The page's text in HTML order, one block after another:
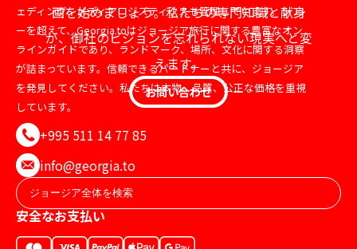
画を始めましょう。私たちの専門知識と献身
が、御社のビジョンを忘れられない現実へと変
えます。
お問い合わせ
ェディング、メディアロジスティクスも管理しています。ツア
ーを超えて、Georgia.toはジョージア旅行に関する豊富なオン
ラインガイドであり、ランドマーク、場所、文化に関する洞察
が詰まっています。信頼できるパートナーと共に、ジョージア
を発見してください。私たちは本物、品質、公正な価格を重視
しています。
+995 511 14 77 85
info@georgia.to
安全なお支払い